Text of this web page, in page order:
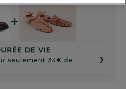
DE VIE
seulement 34€ de
›
+